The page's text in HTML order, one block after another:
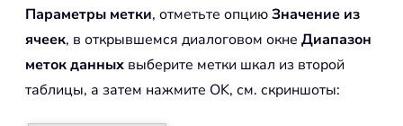
Параметры метки, отметьте опциюЗначение из
ячеек, в открывшемся диалоговом окне Диапазон
меток данных выберите метки шкал из второй
таблицы, а затем нажмите OK, см. скриншоты: